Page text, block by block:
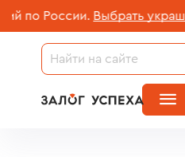
России. Выбрать украшение